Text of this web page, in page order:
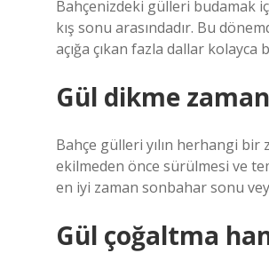
Bahçenizdeki gülleri budamak
kış sonu arasındadır. Bu
açığa çıkan fazla dallar kolayca
Gül dikme
Bahçe gülleri yılın herhangi bir
ekilmeden önce sürülmesi ve
en iyi zaman sonbahar sonu
Gül çoğaltma